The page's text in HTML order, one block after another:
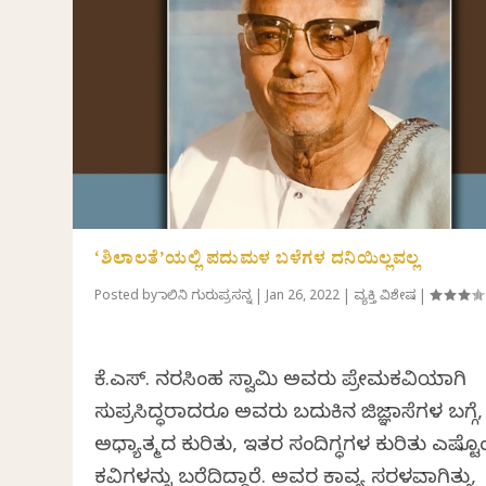
‘ಶಿಲಾಲತೆ’ಯಲ್ಲಿ ಪದುಮಳ ಬಳೆಗಳ ದನಿಯಿಲ್ಲವಲ್ಲ
Posted byಮಾಲಿನಿ ಗುರುಪ್ರಸನ್ನ|Jan 26, 2022 ವ್ಯಕ್ತಿ ವಿಶೇಷ |
ಕೆ.ಎಸ್. ನರಸಿಂಹ ಸ್ವಾಮಿ ಅವರು ಪ್ರೇಮಕವಿಯಾಗಿ
ಸುಪ್ರಸಿದ್ಧರಾದರೂ ಅವರು ಬದುಕಿನ ಜಿಜ್ಞಾಸೆಗಳ ಬಗ್ಗೆ,
ಅಧ್ಯಾತ್ಮದ ಕುರಿತು, ಇತರ ಸಂದಿಗ್ಧಗಳ ಕುರಿತು
ಕವಿತೆಗಳನ್ನು ಬರೆದಿದ್ದಾರೆ. ಅವರ ಕಾವ್ಯ ಸರಳವಾಗಿತ್ತು,